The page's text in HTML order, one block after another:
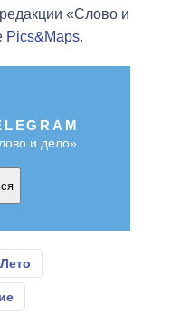
«Слово и
Pics&Maps.
и дело»
Лето